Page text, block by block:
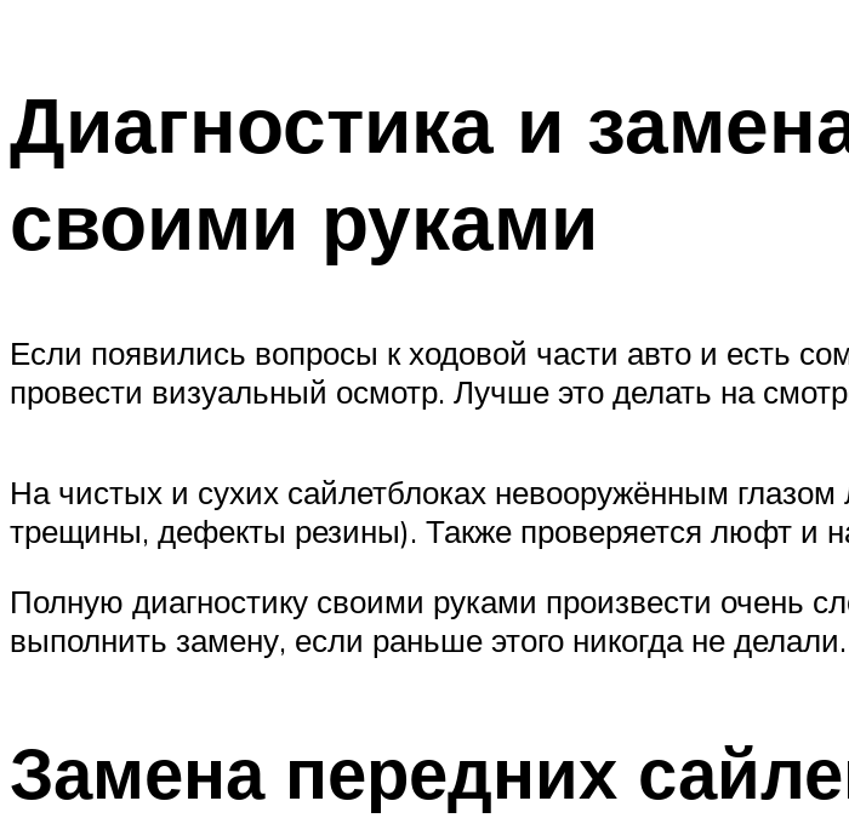
Диагностика и
своими руками
Если появились вопросы к ходовой части авто и есть
провести визуальный осмотр. Лучше это делать на
На чистых и сухих сайлетблоках невооружённым
трещины, дефекты резины). Также проверяется люфт и
Полную диагностику своими руками произвести очень
выполнить замену, если раньше этого никогда не делали.
Замена передних